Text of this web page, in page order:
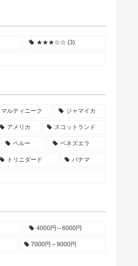
★★★☆☆ (3)
マルティニーク ジャマイカ
アメリカ スコットランド
ペルー ベネズエラ
トリニダード パナマ
4000円～6000円
7000円～9000円